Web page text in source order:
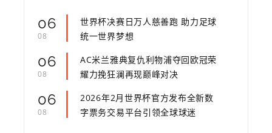
06
08
世界杯决赛日万人慈善跑 助力足球
统一世界梦想
06
08
AC米兰雅典复仇利物浦夺回欧冠荣
耀力挽狂澜再现巅峰对决
06
08
2026年2月世界杯官方发布全新数
字票务交易平台引领全球球迷